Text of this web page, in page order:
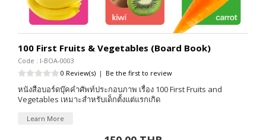
100 First Fruits & Vegetables (Board Book)
Code : I-BOA-0003
0 Review(s) | Be the first to review
หนังสือบอร์ดบุ๊คคำศัพท์ประกอบภาพ เรื่อง 100 First Fruits and
Vegetables เหมาะสำหรับเด็กตั้งแต่แรกเกิด
Learn More